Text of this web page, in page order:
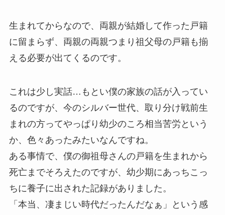
生まれてからなので、両親が結婚して作った戸籍
に留まらず、両親の両親つまり祖父母の戸籍も揃
える必要が出てくるのです。
これは少し実話…もとい僕の家族の話が入ってい
るのですが、今のシルバー世代、取り分け戦前生
まれの方ってやっぱり幼少のころ相当苦労という
か、色々あったみたいなんですね。
ある事情で、僕の御祖母さんの戸籍を生まれから
死亡までそろえたのですが、幼少期にあっちこっ
ちに養子に出された記録がありました。
「本当、凄まじい時代だったんだなぁ」という感